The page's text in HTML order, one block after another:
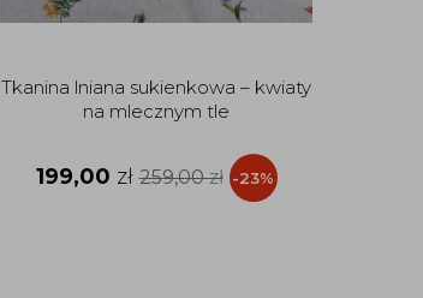
Tkanina lniana sukienkowa – kwiaty
na mlecznym tle
199,00 zł 259,00zł -23%